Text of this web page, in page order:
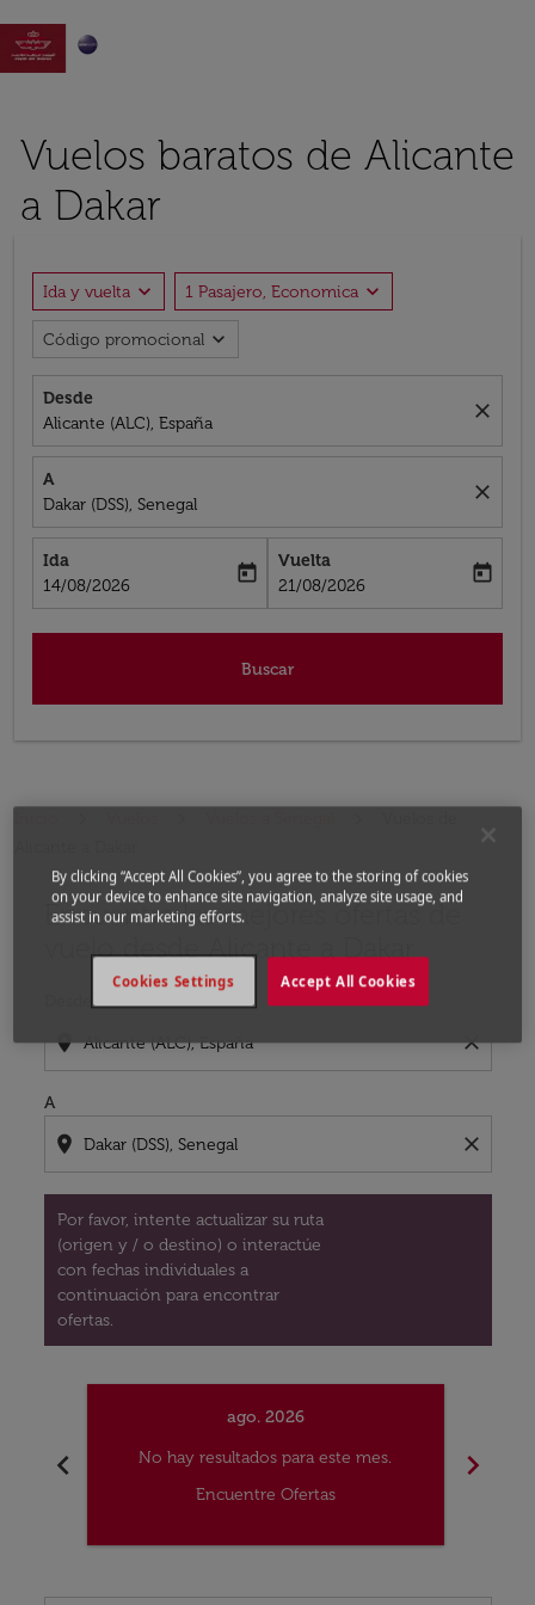

Vuelos baratos de Alicante
a Dakar
Ida y vuelta expand_more 1 Pasajero, Economica expand_more
Código promocional expand_more
Desde
Alicante (ALC), España
close
A
Dakar (DSS), Senegal
close
Ida
fc-booking-departure-date-aria-label
14/08/2026
today
Vuelta
fc-booking-return-date-aria-label
21/08/2026
today
Buscar
Encuentre las mejores ofertas de
vuelo desde Alicante a Dakar
location_on close
A
location_on close
Por favor, intente actualizar su ruta
(origen y / o destino) o interactúe
con fechas individuales a
continuación para encontrar
ofertas.
Por favor, intente actualizar su ruta (origen y / o
chevron_left
ago. 2026
No hay resultados para este mes.
Encuentre Ofertas
chevron_right
By clicking “Accept All Cookies”, you agree to the storing of cookies
on your device to enhance site navigation, analyze site usage, and
assist in our marketing efforts.
Accept All Cookies
Cookies Settings